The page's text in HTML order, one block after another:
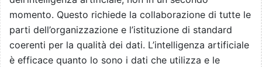
momento. Questo richiede la collaborazione di tutte le
parti dell’organizzazione e l’istituzione di standard
coerenti per la qualità dei dati. L’intelligenza artificiale
è efficace quanto lo sono i dati che utilizza e le